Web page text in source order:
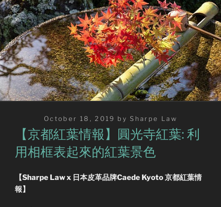
Posted
on
October 18, 2019 by Sharpe Law
【京都紅葉情報】圓光寺紅葉: 利
用相框表起來的紅葉景色
【Sharpe Law x 日本皮革品牌Caede Kyoto 京都紅葉情
報】